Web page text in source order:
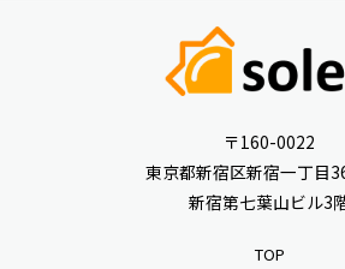
〒160-0022
東京都新宿区新宿一丁目
新宿第七葉山ビル3
TOP